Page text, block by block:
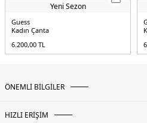
Yeni Sezon
Guess
Kadın Çanta
6.200,00 TL
ÖNEMLİ BİLGİLER
HIZLI ERİŞİM